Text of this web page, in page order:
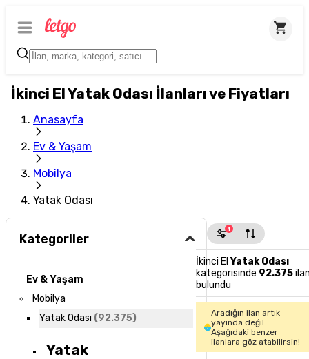
İkinci El Yatak Odası İlanları ve Fiyatları
Anasayfa
Ev & Yaşam
Mobilya
Yatak Odası
Kategoriler
Ev & Yaşam
Mobilya
Yatak Odası (92.375)
Yatak
1
İkinci ElYatak Odası
kategorisinde 92.375
bulundu
Aradığın ilan artık
yayında değil.
Aşağıdaki benzer
ilanlara göz atabilirsin!